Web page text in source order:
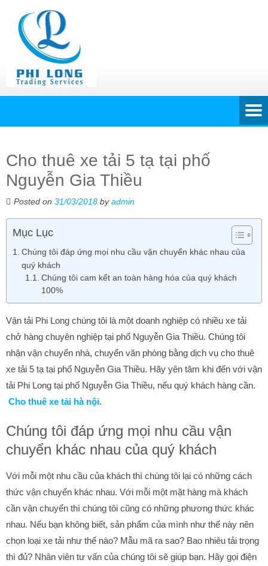
Cho thuê xe tải 5 tạ tại phố
Nguyễn Gia Thiều
Posted on 31/03/2018 byadmin
Mục Lục
Chúng tôi đáp ứng mọi nhu cầu vận chuyển khác nhau của
quý khách
Chúng tôi cam kết an toàn hàng hóa của quý khách
100%
Vận tải Phi Long chúng tôi là một doanh nghiệp có nhiều xe tải
chở hàng chuyên nghiệp tại phố Nguyễn Gia Thiều. Chúng tôi
nhận vận chuyển nhà, chuyển văn phòng bằng dịch vụ cho thuê
xe tải 5 tạ tại phố Nguyễn Gia Thiều. Hãy yên tâm khi đến với vận
tải Phi Long tại phố Nguyễn Gia Thiều, nếu quý khách hàng cần.
Cho thuê xe tải hà nội.
Chúng tôi đáp ứng mọi nhu cầu vận
chuyển khác nhau của quý khách
Với mỗi một nhu cầu của khách thì chúng tôi lại có những cách
thức vận chuyển khác nhau. Với mỗi một mặt hàng mà khách
cần vận chuyển thì chúng tôi cũng có những phương thức khác
nhau. Nếu bạn không biết, sản phẩm của mình như thế này nên
chọn loại xe tải như thế nào? Mẫu mã ra sao? Bao nhiêu tải trọng
thì đủ? Nhân viên tư vấn của chúng tôi sẽ giúp bạn. Hãy gọi điện